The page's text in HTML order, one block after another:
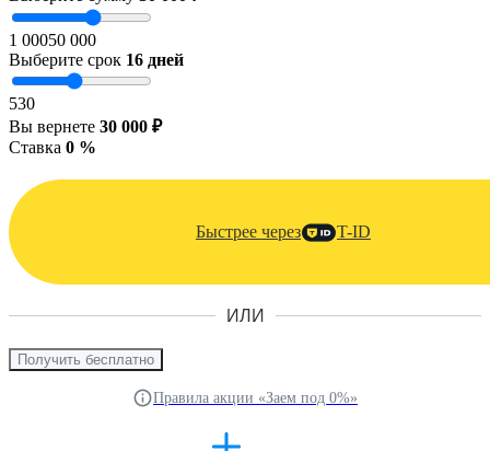
1 00050 000
Выберите срок 16 дней
530
Вы вернете 30 000 ₽
Ставка 0 %
Быстрее через T-ID
ИЛИ
Получить бесплатно
Правила акции «Заем под 0%»